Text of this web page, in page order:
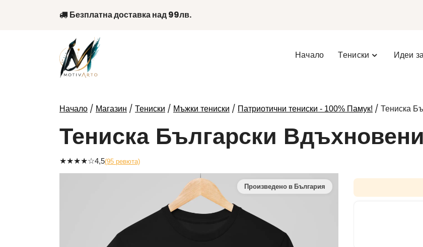
Безплатна доставка над 99лв.
Начало Тениски Идеи
Начало / Магазин / Тениски / Мъжки тениски / Патриотични тениски - 100% Памук! / Тениска
Тениска Български
★★★★☆4,5(95 ревюта)